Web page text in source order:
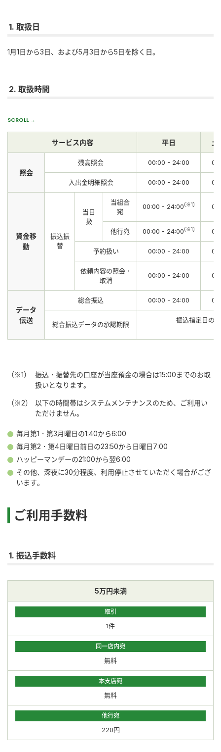
1. 取扱日
1月1日から3日、および5月3日から5日を除く日。
2. 取扱時間
サービス内容 平日 土
照会
残高照会 00:00 - 24:00
入出金明細照会 00:00 - 24:00
資金移
動
振込振
替
当日
扱
当組合
宛
00:00 - 24:00(※1)
他行宛 00:00 - 24:00(※1)
予約扱い 00:00 - 24:00
依頼内容の照会・
取消
00:00 - 24:00
データ
伝送
総合振込 00:00 - 24:00
総合振込データの承認期限
振込指定日の
（※1）
振込・振替先の口座が当座預金の場合は15:00までのお取
扱いとなります。
（※2）
以下の時間帯はシステムメンテナンスのため、ご利用い
ただけません。
毎月第1・第3月曜日の1:40から6:00
毎月第2・第4日曜日前日の23:50から日曜日7:00
ハッピーマンデーの21:00から翌6:00
その他、深夜に30分程度、利用停止させていただく場合がござ
います。
ご利用手数料
1. 振込手数料
5万円未満
取引
1件
同一店内宛
無料
本支店宛
無料
他行宛
220円